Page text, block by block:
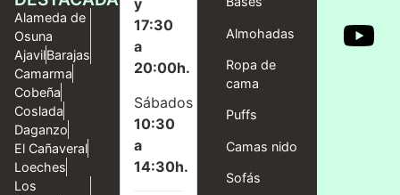
Alameda de
Osuna
AjavilBarajas
Camarma
Cobeña
Coslada
Daganzo
El Cañaveral
Loeches
Los
y
17:30
a
20:00h.
Sábados
10:30
a
14:30h.
Almohadas
Ropa de
cama
Puffs
Camas nido
Sofás